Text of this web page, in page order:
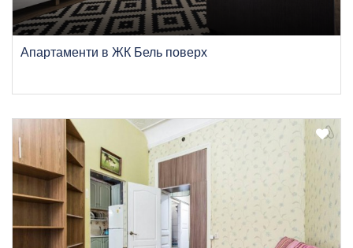
Апартаменти в ЖК Бель поверх